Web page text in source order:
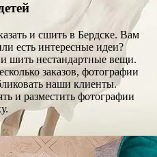
и сшить в Бердске. Вам
есть интересные идеи?
шить нестандартные вещи.
заказов, фотографии
наши клиенты.
и разместить фотографии